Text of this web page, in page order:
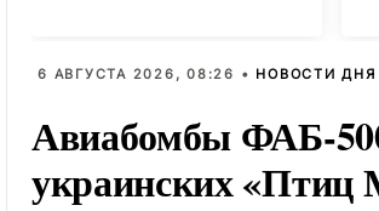
6 АВГУСТА 2026, 08:26 • НОВОСТИ ДНЯ
Авиабомбы ФАБ-
украинских «Птиц